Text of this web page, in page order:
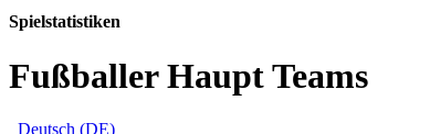
Spielstatistiken
Fußballer Haupt Teams
Deutsch (DE)